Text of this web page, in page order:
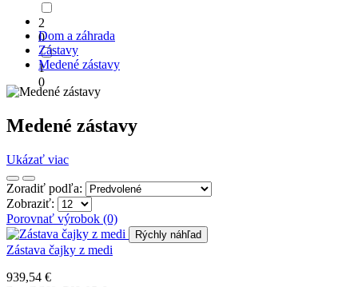
2
0
1
0
Dom a záhrada
Zástavy
Medené zástavy
Medené zástavy
Ukázať viac
Zoradiť podľa:
Zobraziť:
Porovnať výrobok (0)
Rýchly náhľad
Zástava čajky z medi
939,54 €